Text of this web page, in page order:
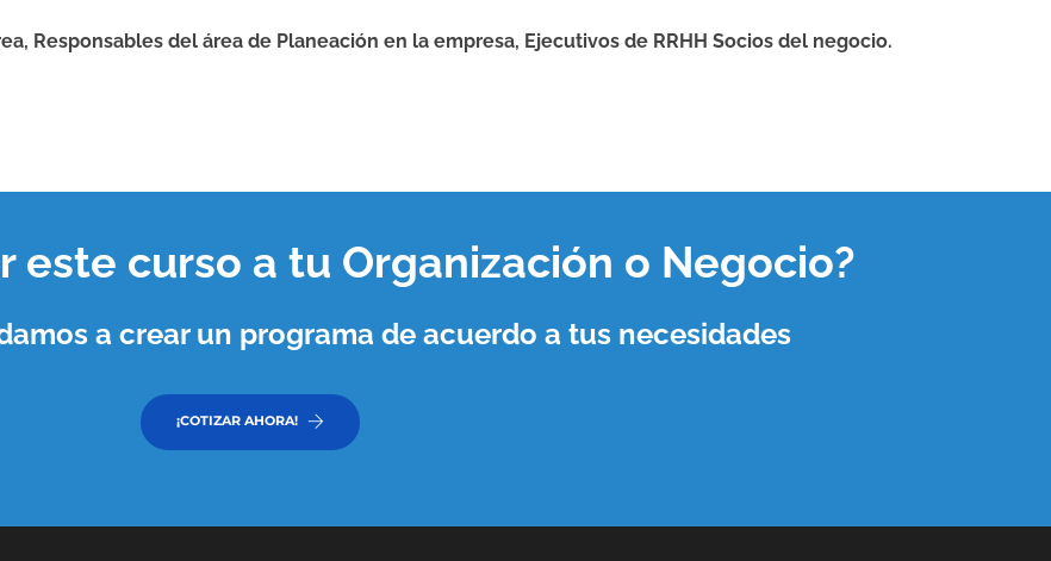
Responsables del área de Planeación en la empresa, Ejecutivos de RRHH Socios del negocio.
este curso a tu Organización o Negocio?
a crear un programa de acuerdo a tus necesidades
¡COTIZAR AHORA!